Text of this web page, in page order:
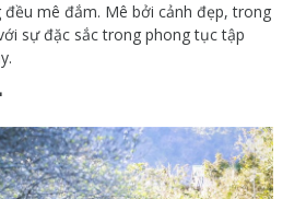
đều mê đắm. Mê bởi cảnh đẹp, trong
sự đặc sắc trong phong tục tập